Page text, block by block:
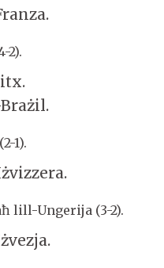
2).
1).
lill-Ungerija (3-2).